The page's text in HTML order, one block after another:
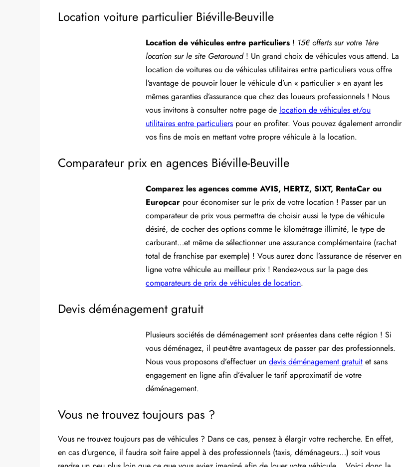
Location voiture particulier Biéville-Beuville
Location de véhicules entre particuliers ! 15€ offerts sur votre 1ère
location sur le site Getaround! Un grand choix de véhicules vous attend. La
location de voitures ou de véhicules utilitaires entre particuliers vous offre
l’avantage de pouvoir louer le véhicule d’un « particulier » en ayant les
mêmes garanties d’assurance que chez des loueurs professionnels ! Nous
vous invitons à consulter notre page de location de véhicules et/ou
utilitaires entre particuliers pour en profiter. Vous pouvez également arrondir
vos fins de mois en mettant votre propre véhicule à la location.
Comparateur prix en agences Biéville-Beuville
Comparez les agences comme AVIS, HERTZ, SIXT, RentaCar ou
Europcar pour économiser sur le prix de votre location ! Passer par un
comparateur de prix vous permettra de choisir aussi le type de véhicule
désiré, de cocher des options comme le kilométrage illimité, le type de
carburant…et même de sélectionner une assurance complémentaire (rachat
total de franchise par exemple) ! Vous aurez donc l’assurance de réserver en
ligne votre véhicule au meilleur prix ! Rendez-vous sur la page des
comparateurs de prix de véhicules de location.
Devis déménagement gratuit
Plusieurs sociétés de déménagement sont présentes dans cette région ! Si
vous déménagez, il peut-être avantageux de passer par des professionnels.
Nous vous proposons d’effectuer un devis déménagement gratuit et sans
engagement en ligne afin d’évaluer le tarif approximatif de votre
déménagement.
Vous ne trouvez toujours pas ?
Vous ne trouvez toujours pas de véhicules ? Dans ce cas, pensez à élargir votre recherche. En effet,
en cas d’urgence, il faudra soit faire appel à des professionnels (taxis, déménageurs…) soit vous